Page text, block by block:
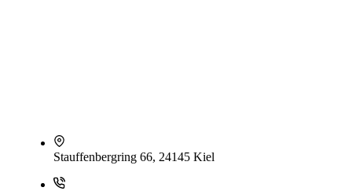
Stauffenbergring 66, 24145 Kiel